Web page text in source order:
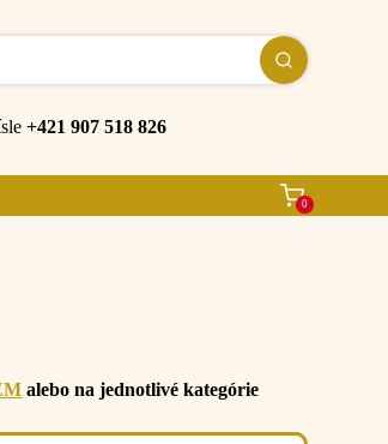
+421 907 518 826
0
alebo na jednotlivé kategórie